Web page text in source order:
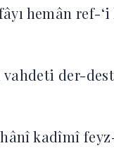
hemân ref-
vahdeti der-
kadîmî